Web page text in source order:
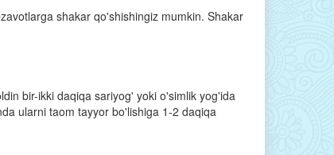
shakar qo'shishingiz mumkin. Shakar
bir-ikki daqiqa sariyog' yoki o'simlik yog'ida
ularni taom tayyor bo'lishiga 1-2 daqiqa